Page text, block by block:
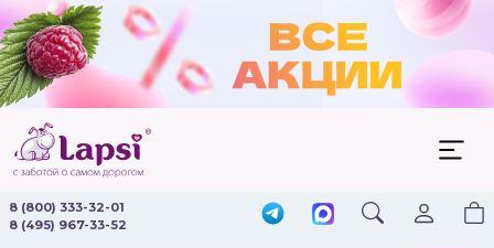
8 (800) 333-32-01
8 (495) 967-33-52